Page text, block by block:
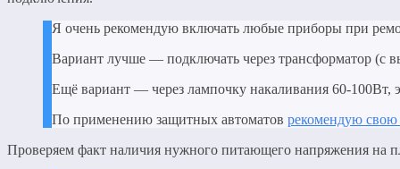
Я очень рекомендую включать любые приборы при
Вариант лучше — подключать через трансформатор (с
Ещё вариант — через лампочку накаливания 60-100Вт,
По применению защитных автоматов рекомендую свою
Проверяем факт наличия нужного питающего напряжения на